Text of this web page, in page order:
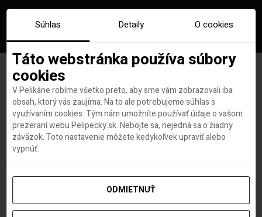
Značka:pacificka hrebenovka
Súhlas Detaily O cookies
Táto webstránka používa súbory
cookies
V Pelikáne robíme všetko preto, aby sme vám zobrazovali iba
obsah, ktorý vás zaujíma. Na to ale potrebujeme súhlas s
využívaním cookies. Tým nám umožníte používať údaje o vašom
prezeraní webu Pelipecky.sk. Nebojte sa, nejedná sa o žiadny
záväzok. Toto nastavenie môžete kedykoľvek upraviť alebo
vypnúť.
ODMIETNUŤ